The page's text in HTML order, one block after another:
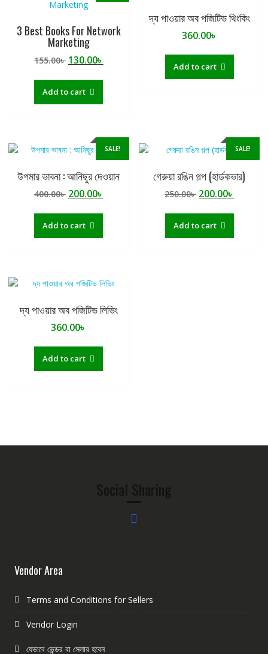
3 Best Books For Network
Marketing
155.00৳ Original
155.00৳ .
130.00৳
Add to cart
দ্য পাওয়ার অব পজিটিভ থিংকিং
360.00৳
Add to cart
SALE!
উপমার ভাবনা : আনিছুর দেওয়ান
400.00৳ Original
400.00৳ .
200.00৳
Add to cart
SALE!
গেরুয়া রঙিন গল্প (হার্ডকভার)
250.00৳ Original
250.00৳ .
200.00৳
Add to cart
দ্য পাওয়ার অব পজিটিভ লিভিং
360.00৳
Add to cart
Social Sharing
Vendor Area
Terms and Conditions for Sellers
Vendor Login
যেভাবে ভেন্ডর বা সেলার হবেন